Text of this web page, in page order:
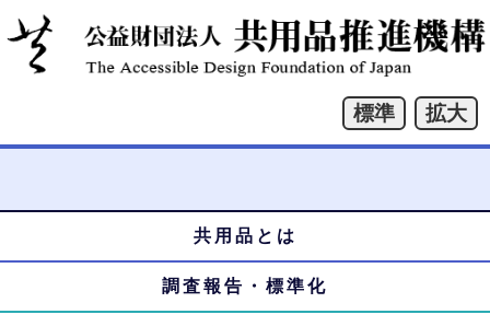
メ
ニ
共用品とは
調査報告・標準化